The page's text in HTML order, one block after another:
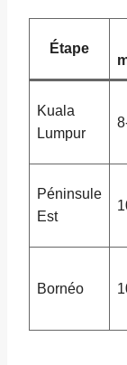
Étape
Kuala
Lumpur
Péninsule
Est
Bornéo